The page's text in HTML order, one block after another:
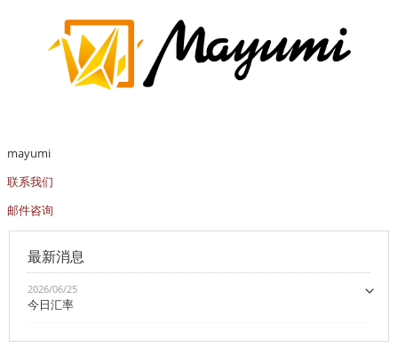
mayumi
联系我们
邮件咨询
最新消息
2026/06/25
今日汇率